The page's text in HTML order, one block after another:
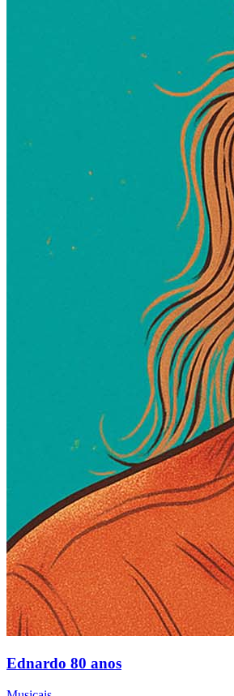
Ednardo 80 anos